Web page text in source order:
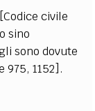
civile
sino
sono dovute
975, 1152].